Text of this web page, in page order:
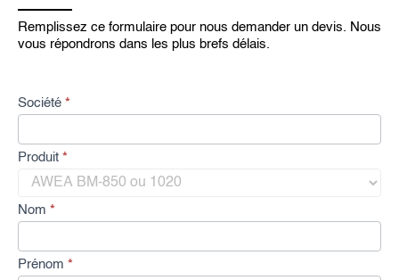
Remplissez ce formulaire pour nous demander un devis. Nous
vous répondrons dans les plus brefs délais.
D
e
a
e
d
d
e
Société *
Produit *
Nom *
Prénom *